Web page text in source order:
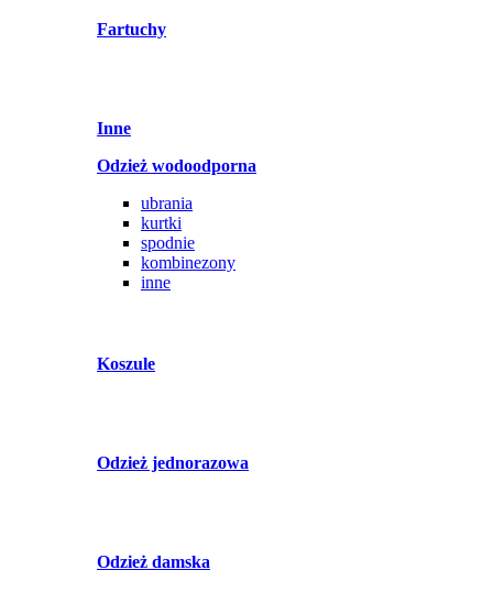
Fartuchy
Inne
Odzież wodoodporna
ubrania
kurtki
spodnie
kombinezony
inne
Koszule
Odzież jednorazowa
Odzież damska